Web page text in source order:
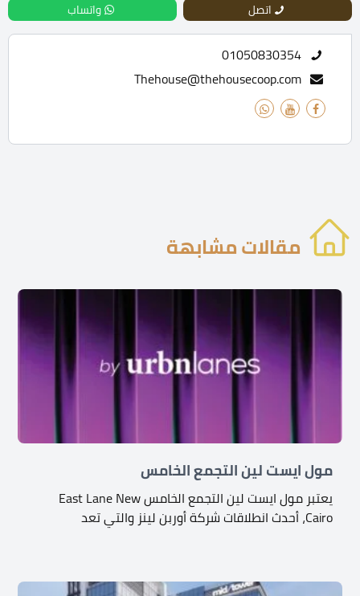
اتصل واتساب
01050830354
Thehouse@thehousecoop.com
مقالات مشابهة
مول ايست لين التجمع الخامس
يعتبر مول ايست لين التجمع الخامس East Lane New
Cairo، أحدث انطلاقات شركة أوربن لينز والتي تعد